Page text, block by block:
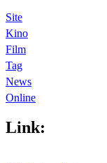
Site
Kino
Film
Tag
News
Online
Link: